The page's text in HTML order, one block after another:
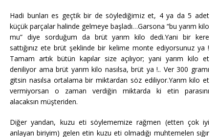
Hadi bunları es geçtik bir de söylediğimiz et, 4 ya da 5 adet
küçük parçalar halinde gelmeye başladı…Garsona “bu yarım kilo
mu” diye sorduğum da brüt yarım kilo dedi.Yani bir kere
sattığınız ete brüt şeklinde bir kelime monte ediyorsunuz ya !
Tamam artık bütün kapılar size açılıyor; yani yarım kilo et
deniliyor ama brüt yarım kilo nasılsa, brüt ya !.. Ver 300 gramı
gitsin nasılsa ortalama bir miktardan söz ediliyor.Yarım kilo et
vermiyorsan o zaman verdiğin miktarda ki etin parasını
alacaksın müşteriden.
Diğer yandan, kuzu eti söylememize rağmen (etten çok iyi
anlayan biriyim) gelen etin kuzu eti olmadığı muhtemelen sığır